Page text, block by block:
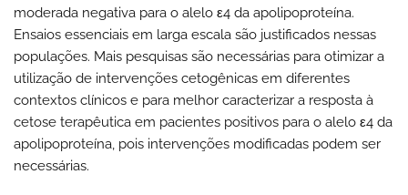
moderada negativa para o alelo ε4 da apolipoproteína.
Ensaios essenciais em larga escala são justificados nessas
populações. Mais pesquisas são necessárias para otimizar a
utilização de intervenções cetogênicas em diferentes
contextos clínicos e para melhor caracterizar a resposta à
cetose terapêutica em pacientes positivos para o alelo ε4 da
apolipoproteína, pois intervenções modificadas podem ser
necessárias.